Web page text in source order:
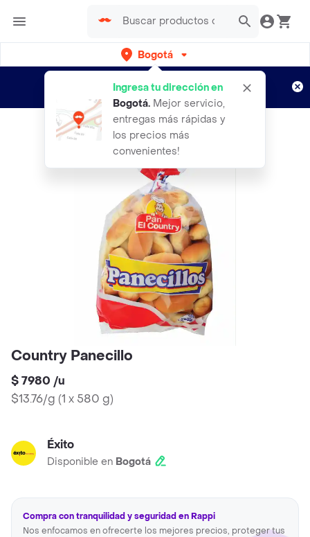
Bogotá
Ingresa tu dirección en
Bogotá. Mejor servicio,
entregas más rápidas y
los precios más
convenientes!
envíos gratis por semanas
Aplican TyC
Country Panecillo
$ 7980 /u
$13.76/g (1 x 580 g)
Éxito
Disponible en Bogotá
Compra con tranquilidad y seguridad en Rappi
Nos enfocamos en ofrecerte los mejores precios, proteger tus